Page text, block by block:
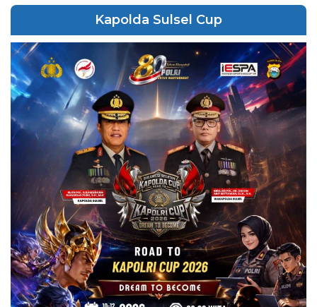
Kapolda Sulsel Cup